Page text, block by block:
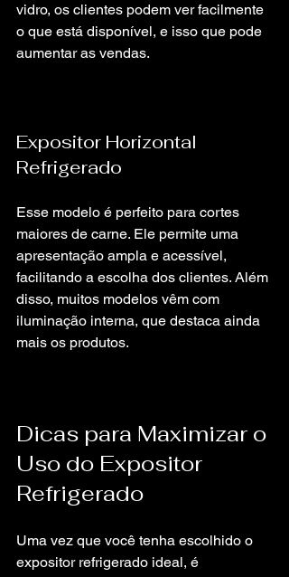
vidro, os clientes podem ver facilmente
o que está disponível, e isso que pode
aumentar as vendas.
Expositor Horizontal
Refrigerado
Esse modelo é perfeito para cortes
maiores de carne. Ele permite uma
apresentação ampla e acessível,
facilitando a escolha dos clientes. Além
disso, muitos modelos vêm com
iluminação interna, que destaca ainda
mais os produtos.
Dicas para Maximizar o
Uso do Expositor
Refrigerado
Uma vez que você tenha escolhido o
expositor refrigerado ideal, é